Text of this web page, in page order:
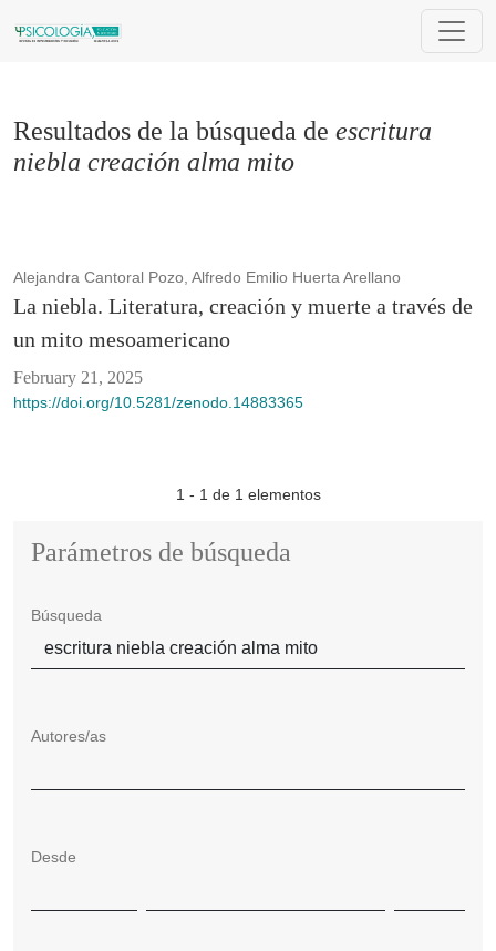
Resultados de la búsqueda de escritura
niebla creación alma mito
Alejandra Cantoral Pozo, Alfredo Emilio Huerta Arellano
La niebla. Literatura, creación y muerte a través de
un mito mesoamericano
February 21, 2025
https://doi.org/10.5281/zenodo.14883365
1 - 1 de 1 elementos
Parámetros de búsqueda
Búsqueda
Autores/as
Desde